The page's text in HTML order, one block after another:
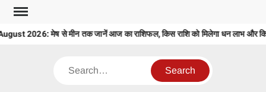
Skip
content
2026: मेष से मीन तक जानें आज का राशिफल, किस राशि को मिलेगा धन लाभ और किसे
Search